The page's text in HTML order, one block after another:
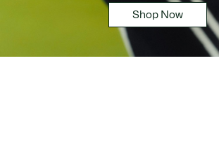
Shop Now